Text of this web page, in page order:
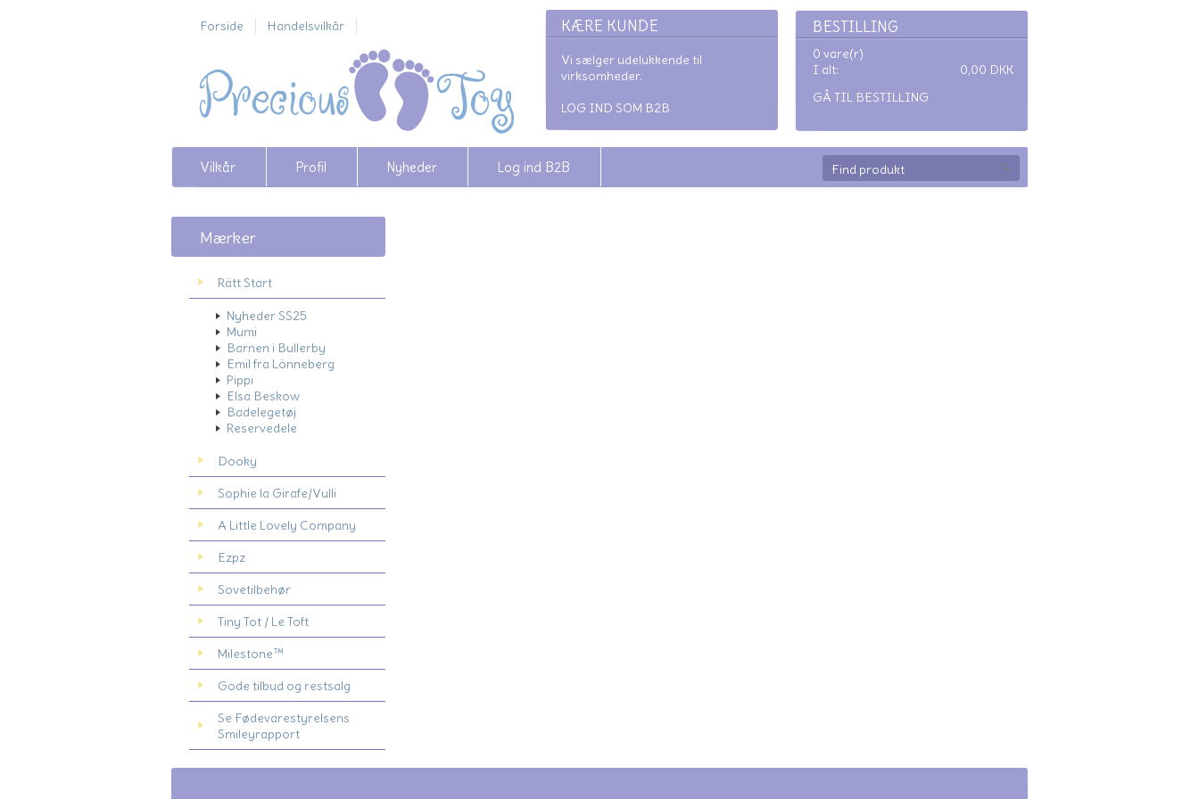
KÆRE KUNDE
Vi sælger udelukkende til
virksomheder.
LOG IND SOM B2B
BESTILLING
0 vare(r)
I alt:
0,00 DKK
GÅ TIL BESTILLING
Forside Handelsvilkår
Vilkår Profil Nyheder Log ind B2B
Mærker
Rätt Start
Nyheder SS25
Mumi
Barnen i Bullerby
Emil fra Lönneberg
Pippi
Elsa Beskow
Badelegetøj
Reservedele
Dooky
Sophie la Girafe/Vulli
A Little Lovely Company
Ezpz
Sovetilbehør
Tiny Tot / Le Toft
Milestone™
Gode tilbud og restsalg
Se Fødevarestyrelsens
Smileyrapport